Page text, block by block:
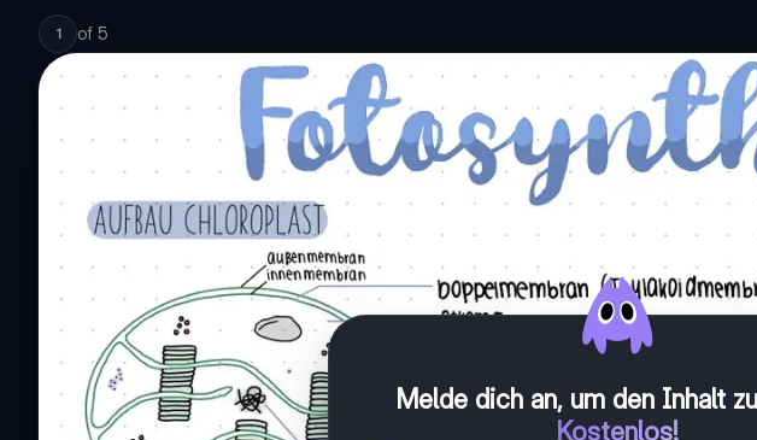
1 of 5
Melde dich an, um den Inhalt
Kostenlos!